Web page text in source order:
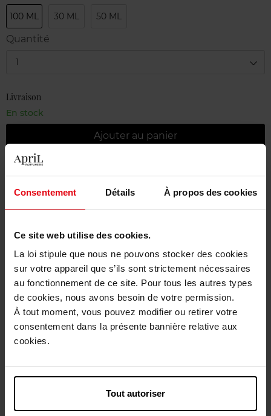
Consentement Détails À propos des cookies
Ce site web utilise des cookies.
La loi stipule que nous ne pouvons stocker des cookies
sur votre appareil que s’ils sont strictement nécessaires
au fonctionnement de ce site. Pour tous les autres types
de cookies, nous avons besoin de votre permission.
À tout moment, vous pouvez modifier ou retirer votre
consentement dans la présente bannière relative aux
cookies.
Tout autoriser
100 ML 30 ML 50 ML
Quantité
1
Livraison
En stock
Ajouter au panier
Retour gratuit dans votre magasin
Emballage cadeau offert
Description
Caractéristiques
Avis client Politique relative aux avis des clients